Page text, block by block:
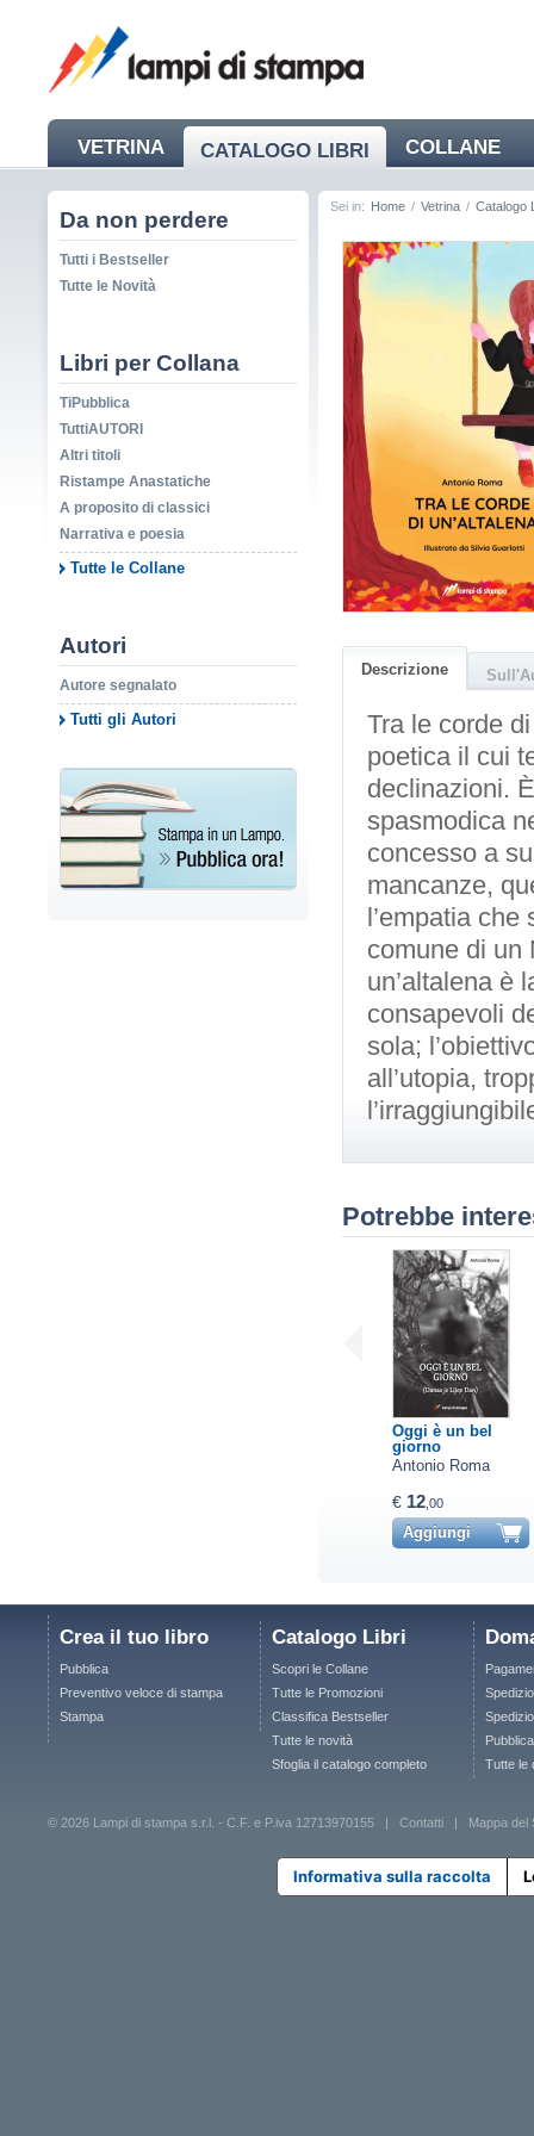
VETRINA CATALOGO LIBRI COLLANE
NEWS
Da non perdere
Tutti i Bestseller
Tutte le Novità
Libri per Collana
TiPubblica
TuttiAUTORI
Altri titoli
Ristampe Anastatiche
A proposito di classici
Narrativa e poesia
Tutte le Collane
Autori
Autore segnalato
Tutti gli Autori
Sei in: Home / Vetrina / Catalogo
Descrizione
Tra le corde
poetica il cui
declinazioni.
spasmodica
concesso a
mancanze,
l’empatia
comune di un
un’altalena è
consapevoli
sola;
all’utopia,
Potrebbe
Oggi è un bel
giorno
Antonio Roma
€ 12,00
Aggiungi
Crea il tuo libro
Pubblica
Preventivo veloce di stampa
Stampa
Catalogo Libri
Scopri le Collane
Tutte le Promozioni
Classifica Bestseller
Tutte le novità
Sfoglia il catalogo completo
Tutte le
© 2026 Lampi di stampa s.r.l. - C.F. e P.iva 12713970155 | Contatti Mappa del
Informativa sulla raccolta